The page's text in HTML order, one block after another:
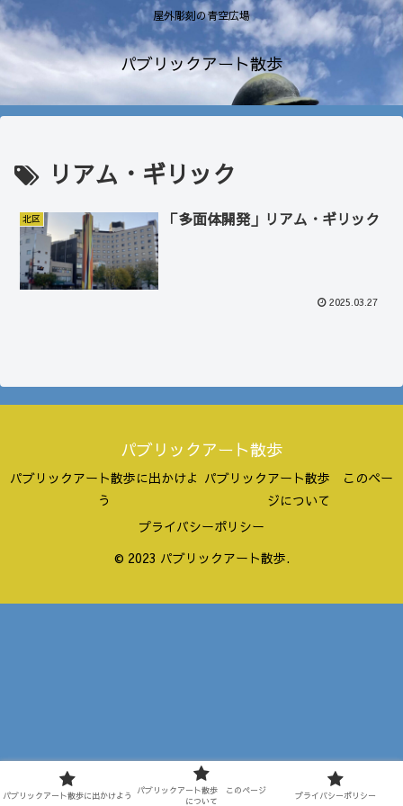
屋外彫刻の青空広場
パブリックアート散歩
リアム・ギリック
北区 「多面体開発」リアム・ギリック
2025.03.27
パブリックアート散歩
パブリックアート散歩に出かけよ
う
パブリックアート散歩 このペー
ジについて
プライバシーポリシー
© 2023 パブリックアート散歩.
パブリックアート散歩に出かけよう
パブリックアート散歩 このページ
について
プライバシーポリシー